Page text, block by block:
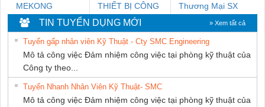
MEKONG
MARINE SUPPLY
THIẾT BỊ CÔNG
NGHIỆP NIHON
SETSUBI VIỆT
NAM
Thương Mại SX
TIN TUYỂN DỤNG MỚI » Xem tất cả
Tuyển gấp nhân viên Kỹ Thuật - Cty SMC Engineering
Mô tả công việc Đảm nhiệm công việc tại phòng kỹ thuật của
Công ty theo...
Tuyển Nhanh Nhân Viên Kỹ Thuật- SMC
Mô tả công việc Đảm nhiệm công việc tại phòng kỹ thuật của